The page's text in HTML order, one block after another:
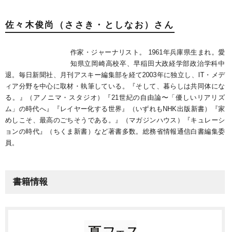
佐々木俊尚（ささき・としなお）さん
作家・ジャーナリスト。 1961年兵庫県生まれ。愛
知県立岡崎高校卒、早稲田大政経学部政治学科中
退。毎日新聞社、月刊アスキー編集部を経て2003年に独立し、IT・メデ
ィア分野を中心に取材・執筆している。『そして、暮らしは共同体にな
る。』（アノニマ・スタジオ）『21世紀の自由論〜「優しいリアリズ
ム」の時代へ』『レイヤー化する世界』（いずれもNHK出版新書）『家
めしこそ、最高のごちそうである。』（マガジンハウス）『キュレーシ
ョンの時代』（ちくま新書）など著書多数。総務省情報通信白書編集委
員。
書籍情報